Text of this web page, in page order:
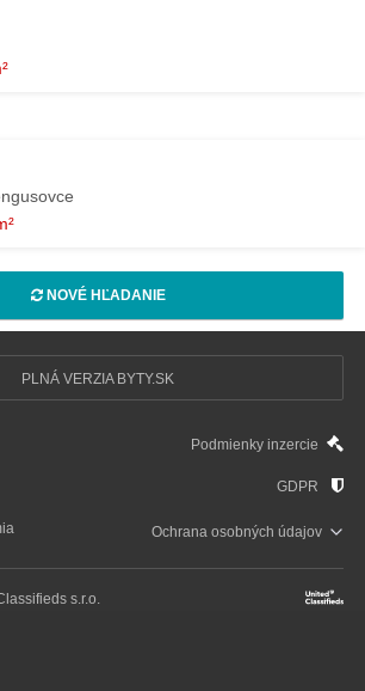
NOVÉ HĽADANIE
PLNÁ VERZIA BYTY.SK
Podmienky inzercie
GDPR
Ochrana osobnýchúdajov
s.r.o.